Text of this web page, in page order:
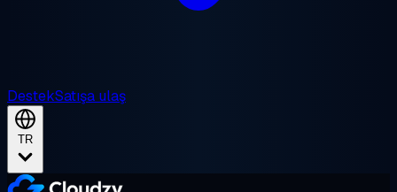
DestekSatışa ulaş
TR